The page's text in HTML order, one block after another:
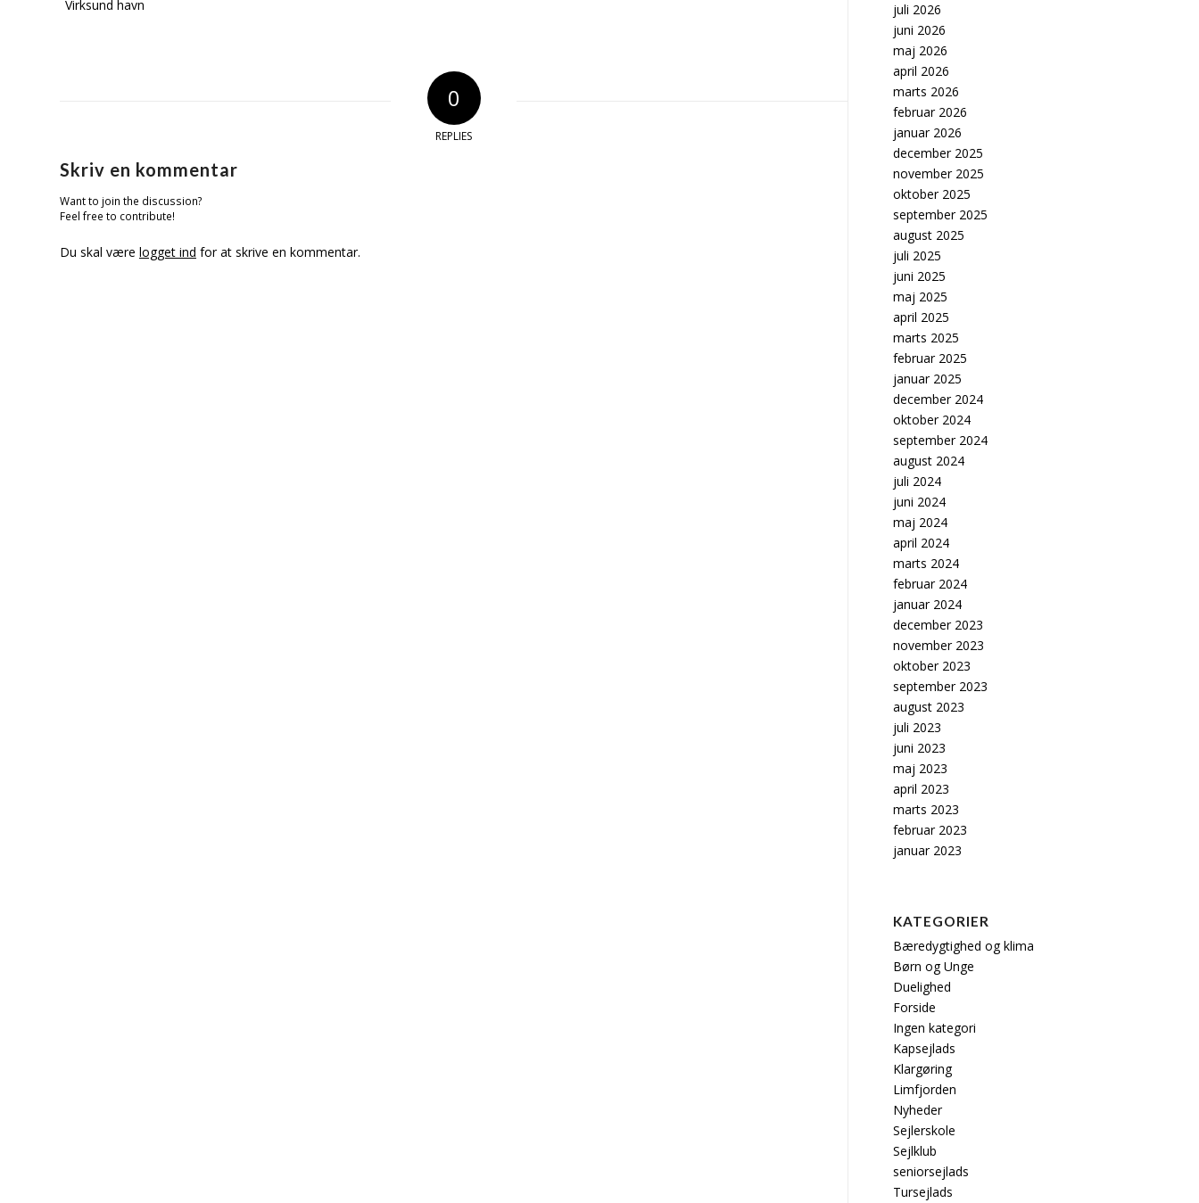
0
REPLIES
Skriv en kommentar
Want to join the discussion?
Feel free to contribute!
Du skal være logget ind for at skrive en kommentar.
juli 2026
juni 2026
maj 2026
april 2026
marts 2026
februar 2026
januar 2026
december 2025
november 2025
oktober 2025
september 2025
august 2025
juli 2025
juni 2025
maj 2025
april 2025
marts 2025
februar 2025
januar 2025
december 2024
oktober 2024
september 2024
august 2024
juli 2024
juni 2024
maj 2024
april 2024
marts 2024
februar 2024
januar 2024
december 2023
november 2023
oktober 2023
september 2023
august 2023
juli 2023
juni 2023
maj 2023
april 2023
marts 2023
februar 2023
januar 2023
KATEGORIER
Bæredygtighed og klima
Børn og Unge
Duelighed
Forside
Ingen kategori
Kapsejlads
Klargøring
Limfjorden
Nyheder
Sejlerskole
Sejlklub
seniorsejlads
Tursejlads